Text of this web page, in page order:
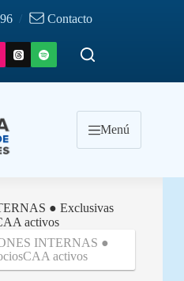
/ Contacto
Menú
● Exclusivas
activos
INTERNAS ●
activos